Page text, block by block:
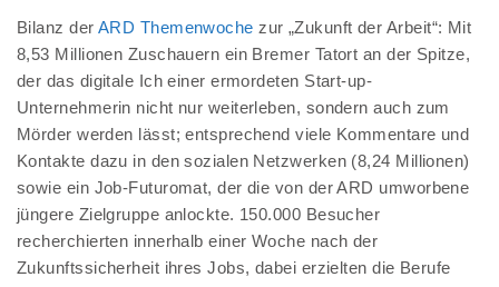
Bilanz der ARD Themenwoche zur „Zukunft der Arbeit“: Mit
8,53 Millionen Zuschauern ein Bremer Tatort an der Spitze,
der das digitale Ich einer ermordeten Start-up-
Unternehmerin nicht nur weiterleben, sondern auch zum
Mörder werden lässt; entsprechend viele Kommentare und
Kontakte dazu in den sozialen Netzwerken (8,24 Millionen)
sowie ein Job-Futuromat, der die von der ARD umworbene
jüngere Zielgruppe anlockte. 150.000 Besucher
recherchierten innerhalb einer Woche nach der
Zukunftssicherheit ihres Jobs, dabei erzielten die Berufe